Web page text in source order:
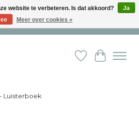
service ︱ Niet goed? Geld terug! ︱ Gratis
Verlanglijst
Luisterboek
website te verbeteren. Is dat akkoord?
Ja
Meer over cookies »